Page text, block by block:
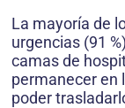
La mayoría de
urgencias (91
camas de
permanecer en
poder